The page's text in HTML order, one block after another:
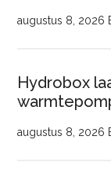
augustus 8, 2026
Hydrobox
augustus 8, 2026